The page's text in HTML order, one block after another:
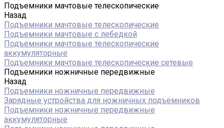
Подъемники мачтовые телескопические
Назад
Подъемники мачтовые телескопические
Подъемники мачтовые с лебедкой
Подъемники мачтовые телескопические
аккумуляторные
Подъемники мачтовые телескопические сетевые
Подъемники ножничные передвижные
Назад
Подъемники ножничные передвижные
Зарядные устройства для ножничных подъёмников
Подъемники ножничные передвижные
аккумуляторные